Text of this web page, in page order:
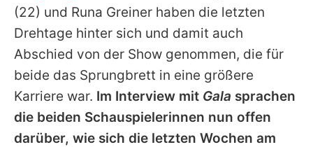
Jobs
App runterladen
Team
Redaktionelle Richtlinien
Impressum
(22) und Runa Greiner haben die letzten
Drehtage hinter sich und damit auch
Abschied von der Show genommen, die für
beide das Sprungbrett in eine größere
Karriere war. Im Interview mit Gala sprachen
die beiden Schauspielerinnen nun offen
darüber, wie sich die letzten Wochen am